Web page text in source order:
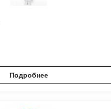
Подробнее